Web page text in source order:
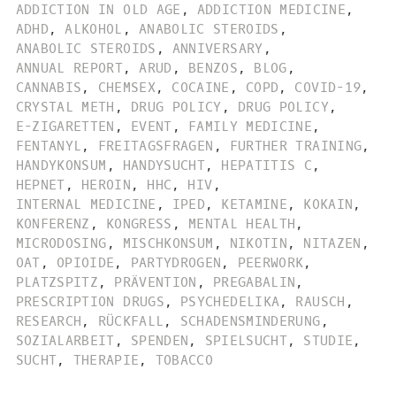
ADDICTION IN OLD AGE , ADDICTION MEDICINE ,
ADHD , ALKOHOL , ANABOLIC STEROIDS ,
ANABOLIC STEROIDS , ANNIVERSARY ,
ANNUAL REPORT, ARUD , BENZOS , BLOG ,
CANNABIS , CHEMSEX , COCAINE , COPD , COVID-19,
CRYSTAL METH , DRUG POLICY , DRUG POLICY,
E-ZIGARETTEN , EVENT , FAMILY MEDICINE ,
FENTANYL , FREITAGSFRAGEN , FURTHER TRAINING,
HANDYKONSUM , HANDYSUCHT, HEPATITIS C ,
HEPNET , HEROIN , HHC , HIV ,
INTERNAL MEDICINE , IPED , KETAMINE , KOKAIN ,
KONFERENZ , KONGRESS , MENTAL HEALTH ,
MICRODOSING , MISCHKONSUM , NIKOTIN , NITAZEN ,
OAT , OPIOIDE , PARTYDROGEN , PEERWORK,
PLATZSPITZ , PRÄVENTION , PREGABALIN ,
PRESCRIPTION DRUGS , PSYCHEDELIKA, RAUSCH ,
RESEARCH , RÜCKFALL , SCHADENSMINDERUNG ,
SOZIALARBEIT , SPENDEN , SPIELSUCHT, STUDIE ,
SUCHT, THERAPIE , TOBACCO